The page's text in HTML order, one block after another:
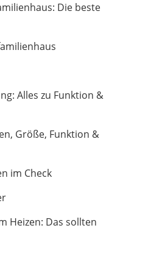
Die beste
Alles zu Funktion &
Größe, Funktion &
im Check
Heizen: Das sollten